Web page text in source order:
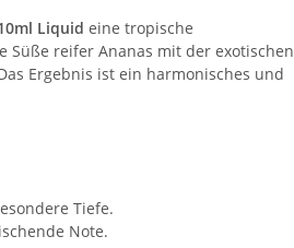
Liquid eine tropische
Süße reifer Ananas mit der exotischen
Ergebnis ist ein harmonisches und
Tiefe.
Note.